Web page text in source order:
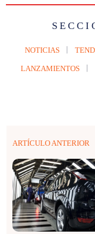
NOTICIAS
LANZAMIENTOS
ARTÍCULO ANTERIOR